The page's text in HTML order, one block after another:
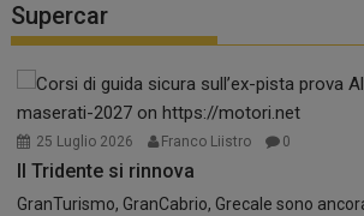
Supercar
25 Luglio 2026 Franco Liistro 0
Il Tridente si rinnova
GranTurismo, GranCabrio, Grecale sono